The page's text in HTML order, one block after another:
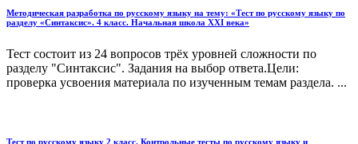
Методическая разработка по русскому языку на тему: «Тест по русскому языку по
разделу «Синтаксис». 4 класс. Начальная школа ХХI века»
Тест состоит из 24 вопросов трёх уровней сложности по
разделу "Синтаксис". Задания на выбор ответа.Цели:
проверка усвоения материала по изученным темам раздела. ...
Тест по русскому языку 2 класс. Контрольные тесты по русскому языку и